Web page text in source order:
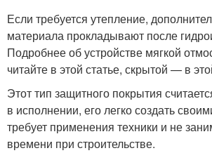
Если требуется утепление,
материала прокладывают после
Подробнее об устройстве мягкой
читайте в этой статье, скрытой — в
Этот тип защитного покрытия
в исполнении, его легко создать
требует применения техники и не
времени при строительстве.